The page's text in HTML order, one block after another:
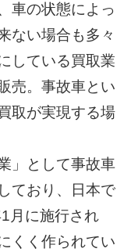
車の状態によっ
ない場合も多々
している買取業
売。事故車とい
取が実現する場
」として事故車
ており、日本で
月に施行され
くく作られてい